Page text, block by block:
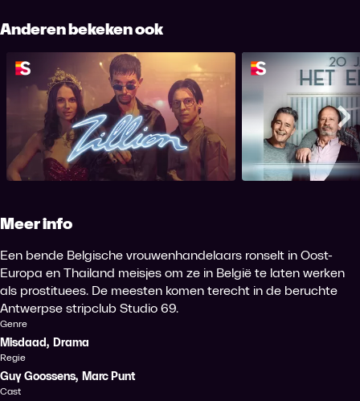
Anderen bekeken ook
Zillion 20 Jaar
Meer info
Een bende Belgische vrouwenhandelaars ronselt in Oost-
Europa en Thailand meisjes om ze in België te laten werken
als prostituees. De meesten komen terecht in de beruchte
Antwerpse stripclub Studio 69.
Genre
Misdaad, Drama
Regie
Guy Goossens, Marc Punt
Cast